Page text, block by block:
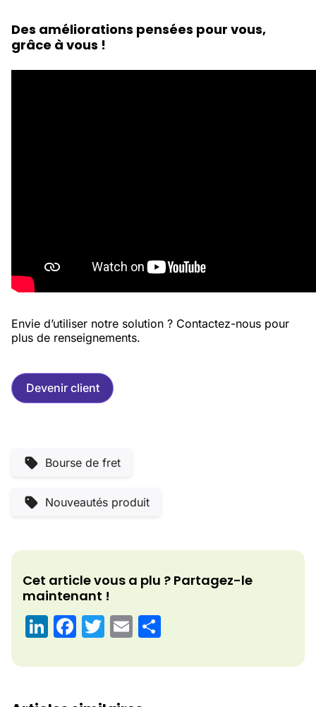
Des améliorations pensées pour vous,
grâce à vous !
Envie d’utiliser notre solution ? Contactez-nous pour
plus de renseignements.
Devenir client
Bourse de fret
Nouveautés produit
Cet article vous a plu ? Partagez-le
maintenant !
LinkedInFacebook
Twitter Email